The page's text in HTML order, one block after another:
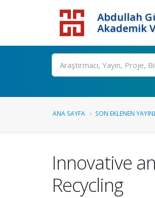
Abdullah
Akademik
ANA SAYFA SON EKLENEN
Innovative
Recycling